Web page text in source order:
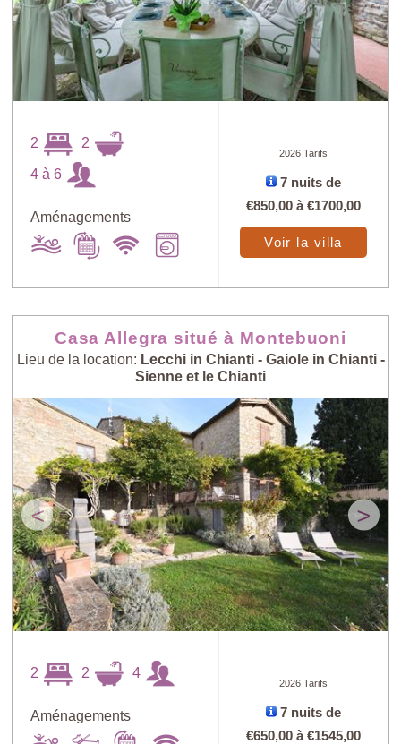
au petit
Prix: - > +
Prix: + > -
Nombre de
Nombre de
personnes: + > -
Villas les plus
récentes
2 2
4 à 6
Aménagements
2026 Tarifs
7 nuits de
€850,00 à€1700,00
Voir la villa
Casa Allegra situé à Montebuoni
Lieu de la location: Lecchi in Chianti - Gaiole in Chianti -
Sienne et le Chianti
< >
2 2 4
Aménagements
2026 Tarifs
7 nuits de
€650,00 à€1545,00